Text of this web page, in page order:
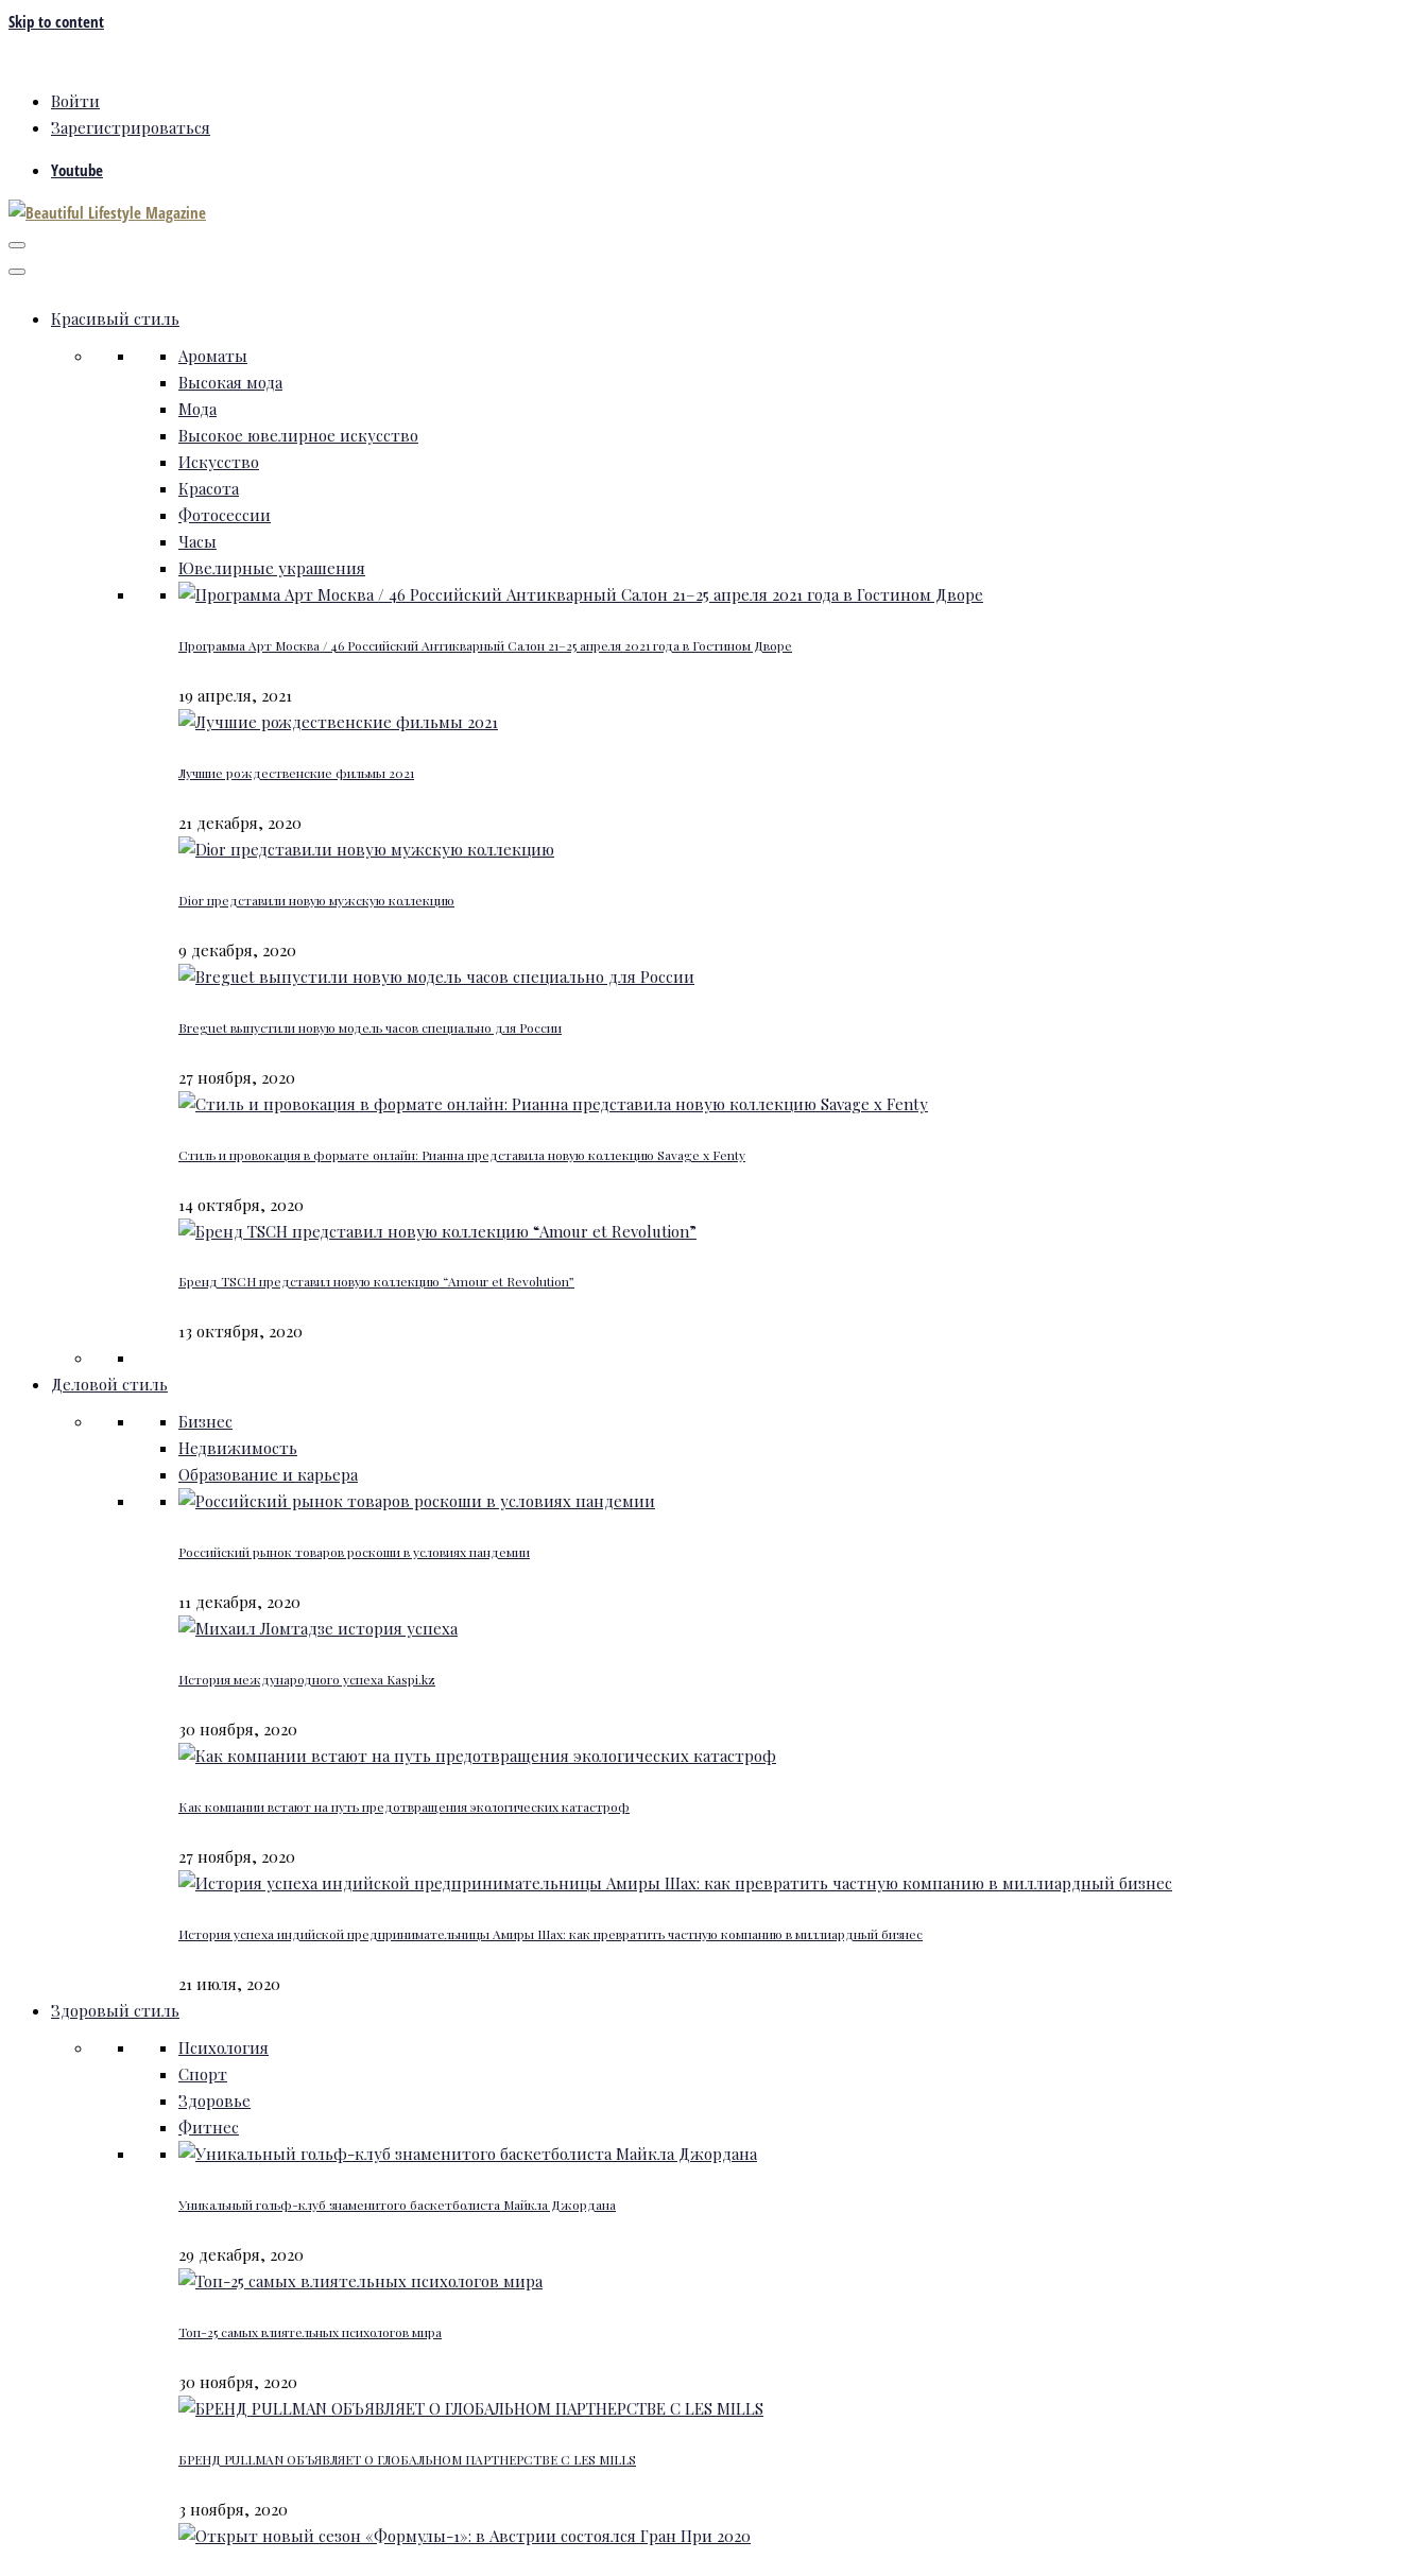
Skip to content
Войти
Зарегистрироваться
Youtube
Красивый стиль
Ароматы
Высокая мода
Мода
Высокое ювелирное искусство
Искусство
Красота
Фотосессии
Часы
Ювелирные украшения
Программа Арт Москва / 46 Российский Антикварный Салон 21–25 апреля 2021 года в Гостином Дворе
19 апреля, 2021
Лучшие рождественские фильмы 2021
21 декабря, 2020
Dior представили новую мужскую коллекцию
9 декабря, 2020
Breguet выпустили новую модель часов специально для России
27 ноября, 2020
Стиль и провокация в формате онлайн: Рианна представила новую коллекцию Savage x Fenty
14 октября, 2020
Бренд TSCH представил новую коллекцию “Amour et Revolution”
13 октября, 2020
Деловой стиль
Бизнес
Недвижимость
Образование и карьера
Российский рынок товаров роскоши в условиях пандемии
11 декабря, 2020
История международного успеха Kaspi.kz
30 ноября, 2020
Как компании встают на путь предотвращения экологических катастроф
27 ноября, 2020
История успеха индийской предпринимательницы Амиры Шах: как превратить частную компанию в миллиардный бизнес
21 июля, 2020
Здоровый стиль
Психология
Спорт
Здоровье
Фитнес
Уникальный гольф-клуб знаменитого баскетболиста Майкла Джордана
29 декабря, 2020
Топ-25 самых влиятельных психологов мира
30 ноября, 2020
БРЕНД PULLMAN ОБЪЯВЛЯЕТ О ГЛОБАЛЬНОМ ПАРТНЕРСТВЕ С LES MILLS
3 ноября, 2020